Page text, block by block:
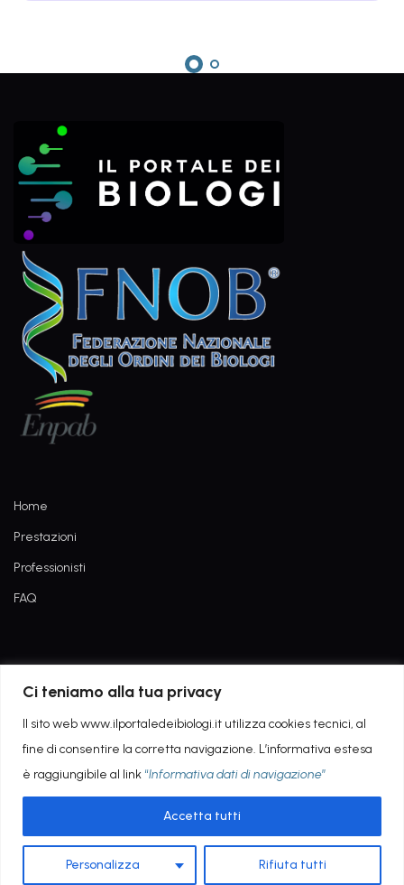
Ci teniamo alla tua privacy
Il sito web www.ilportaledeibiologi.it utilizza cookies tecnici, al
fine di consentire la corretta navigazione. L’informativa estesa
è raggiungibile al link “Informativa dati di navigazione”
Personalizza Rifiuta tutti
Accetta tutti
Home
Prestazioni
Professionisti
FAQ
Copyright © 2022 - POWERED BY AGEING TECH